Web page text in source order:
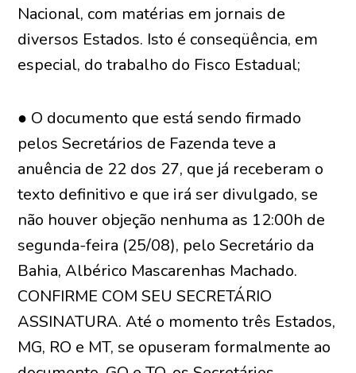
Nacional, com matérias em jornais de
diversos Estados. Isto é conseqüência, em
especial, do trabalho do Fisco Estadual;
● O documento que está sendo firmado
pelos Secretários de Fazenda teve a
anuência de 22 dos 27, que já receberam o
texto definitivo e que irá ser divulgado, se
não houver objeção nenhuma as 12:00h de
segunda-feira (25/08), pelo Secretário da
Bahia, Albérico Mascarenhas Machado.
CONFIRME COM SEU SECRETÁRIO
ASSINATURA. Até o momento três Estados,
MG, RO e MT, se opuseram formalmente ao